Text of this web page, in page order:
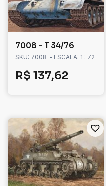
7008 – T 34/76
SKU: 7008 - ESCALA: 1 : 72
R$ 137,62